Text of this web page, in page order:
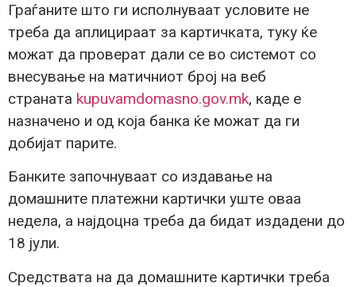
Граѓаните што ги исполнуваат условите не
треба да аплицираат за картичката, туку ќе
можат да проверат дали се во системот со
внесување на матичниот број на веб
страната kupuvamdomasno.gov.mk, каде е
назначено и од која банка ќе можат да ги
добијат парите.
Банките започнуваат со издавање на
домашните платежни картички уште оваа
недела, а најдоцна треба да бидат издадени до
18 јули.
Средствата на да домашните картички треба